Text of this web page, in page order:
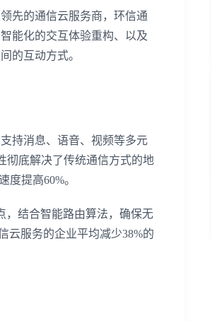
先的通信云服务商，环信通
能化的交互体验重构、以及
的互动方式。
持消息、语音、视频等多元
彻底解决了传统通信方式的地
提高60%。
，结合智能路由算法，确保无
云服务的企业平均减少38%的